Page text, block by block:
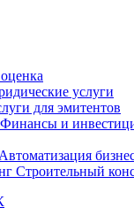
услуги
для эмитентов
Финансы и
Автоматизация
Строительный